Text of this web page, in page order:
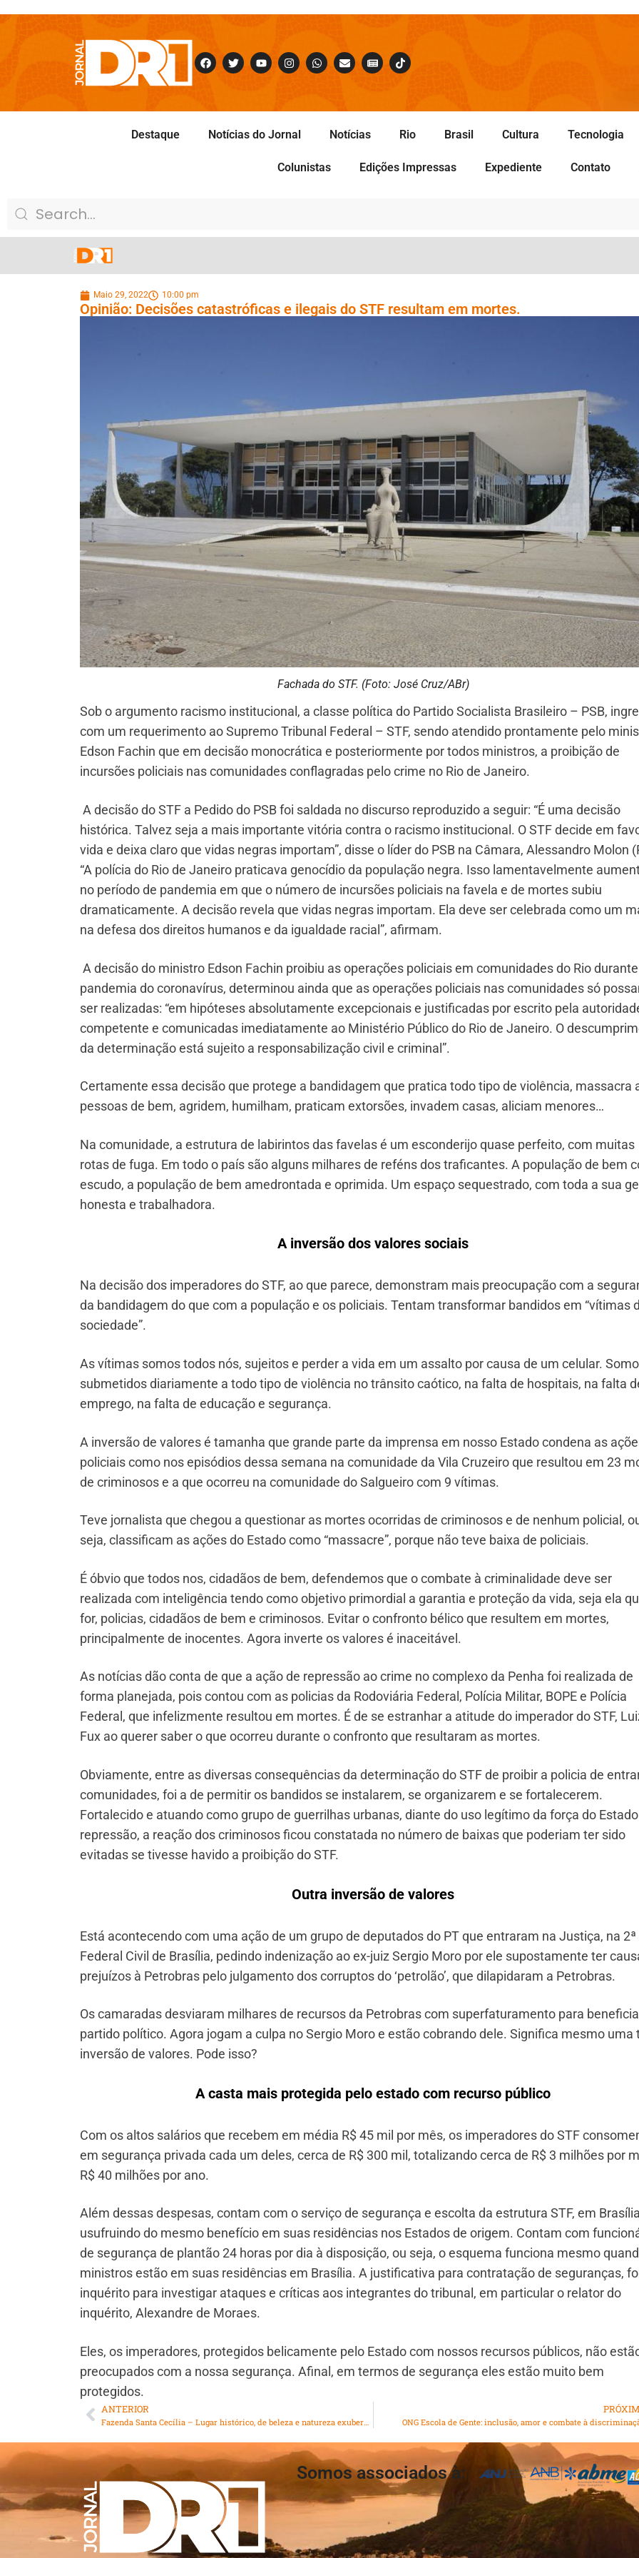
Destaque Notícias do Jornal Notícias Rio Brasil Cultura Tecnologia
Colunistas Edições Impressas Expediente Contato
Maio 29, 2022 10:00 pm
Opinião: Decisões catastróficas e ilegais do STF resultam em mortes.
Fachada do STF. (Foto: José Cruz/ABr)
Sob o argumento racismo institucional, a classe política do Partido Socialista Brasileiro – PSB,
com um requerimento ao Supremo Tribunal Federal – STF, sendo atendido prontamente pelo
Edson Fachin que em decisão monocrática e posteriormente por todos ministros, a proibição de
incursões policiais nas comunidades conflagradas pelo crime no Rio de Janeiro.
A decisão do STF a Pedido do PSB foi saldada no discurso reproduzido a seguir: “É uma decisão
histórica. Talvez seja a mais importante vitória contra o racismo institucional. O STF decide em
vida e deixa claro que vidas negras importam”, disse o líder do PSB na Câmara, Alessandro Molon
“A polícia do Rio de Janeiro praticava genocídio da população negra. Isso lamentavelmente
no período de pandemia em que o número de incursões policiais na favela e de mortes subiu
dramaticamente. A decisão revela que vidas negras importam. Ela deve ser celebrada como um
na defesa dos direitos humanos e da igualdade racial”, afirmam.
A decisão do ministro Edson Fachin proibiu as operações policiais em comunidades do Rio
pandemia do coronavírus, determinou ainda que as operações policiais nas comunidades só
ser realizadas: “em hipóteses absolutamente excepcionais e justificadas por escrito pela
competente e comunicadas imediatamente ao Ministério Público do Rio de Janeiro. O
da determinação está sujeito a responsabilização civil e criminal”.
Certamente essa decisão que protege a bandidagem que pratica todo tipo de violência, massacra
pessoas de bem, agridem, humilham, praticam extorsões, invadem casas, aliciam menores…
Na comunidade, a estrutura de labirintos das favelas é um esconderijo quase perfeito, com muitas
rotas de fuga. Em todo o país são alguns milhares de reféns dos traficantes. A população de bem
escudo, a população de bem amedrontada e oprimida. Um espaço sequestrado, com toda a sua
honesta e trabalhadora.
A inversão dos valores sociais
Na decisão dos imperadores do STF, ao que parece, demonstram mais preocupação com a
da bandidagem do que com a população e os policiais. Tentam transformar bandidos em “vítimas
sociedade”.
As vítimas somos todos nós, sujeitos e perder a vida em um assalto por causa de um celular.
submetidos diariamente a todo tipo de violência no trânsito caótico, na falta de hospitais, na falta
emprego, na falta de educação e segurança.
A inversão de valores é tamanha que grande parte da imprensa em nosso Estado condena as
policiais como nos episódios dessa semana na comunidade da Vila Cruzeiro que resultou em 23
de criminosos e a que ocorreu na comunidade do Salgueiro com 9 vítimas.
Teve jornalista que chegou a questionar as mortes ocorridas de criminosos e de nenhum policial,
seja, classificam as ações do Estado como “massacre”, porque não teve baixa de policiais.
É óbvio que todos nos, cidadãos de bem, defendemos que o combate à criminalidade deve ser
realizada com inteligência tendo como objetivo primordial a garantia e proteção da vida, seja ela
for, policias, cidadãos de bem e criminosos. Evitar o confronto bélico que resultem em mortes,
principalmente de inocentes. Agora inverte os valores é inaceitável.
As notícias dão conta de que a ação de repressão ao crime no complexo da Penha foi realizada de
forma planejada, pois contou com as policias da Rodoviária Federal, Polícia Militar, BOPE e Polícia
Federal, que infelizmente resultou em mortes. É de se estranhar a atitude do imperador do STF,
Fux ao querer saber o que ocorreu durante o confronto que resultaram as mortes.
Obviamente, entre as diversas consequências da determinação do STF de proibir a policia de
comunidades, foi a de permitir os bandidos se instalarem, se organizarem e se fortalecerem.
Fortalecido e atuando como grupo de guerrilhas urbanas, diante do uso legítimo da força do
repressão, a reação dos criminosos ficou constatada no número de baixas que poderiam ter sido
evitadas se tivesse havido a proibição do STF.
Outra inversão de valores
Está acontecendo com uma ação de um grupo de deputados do PT que entraram na Justiça, na 2ª
Federal Civil de Brasília, pedindo indenização ao ex-juiz Sergio Moro por ele supostamente ter
prejuízos à Petrobras pelo julgamento dos corruptos do ‘petrolão’, que dilapidaram a Petrobras.
Os camaradas desviaram milhares de recursos da Petrobras com superfaturamento para
partido político. Agora jogam a culpa no Sergio Moro e estão cobrando dele. Significa mesmo uma
inversão de valores. Pode isso?
A casta mais protegida pelo estado com recurso público
Com os altos salários que recebem em média R$ 45 mil por mês, os imperadores do STF
em segurança privada cada um deles, cerca de R$ 300 mil, totalizando cerca de R$ 3 milhões por
R$ 40 milhões por ano.
Além dessas despesas, contam com o serviço de segurança e escolta da estrutura STF, em
usufruindo do mesmo benefício em suas residências nos Estados de origem. Contam com
de segurança de plantão 24 horas por dia à disposição, ou seja, o esquema funciona mesmo
ministros estão em suas residências em Brasília. A justificativa para contratação de seguranças,
inquérito para investigar ataques e críticas aos integrantes do tribunal, em particular o relator do
inquérito, Alexandre de Moraes.
Eles, os imperadores, protegidos belicamente pelo Estado com nossos recursos públicos, não
preocupados com a nossa segurança. Afinal, em termos de segurança eles estão muito bem
protegidos.
ANTERIOR
Fazenda Santa Cecília – Lugar histórico, de beleza e natureza exuberante ONG Escola de Gente: inclusão, amor e combate à
Somos associados à: